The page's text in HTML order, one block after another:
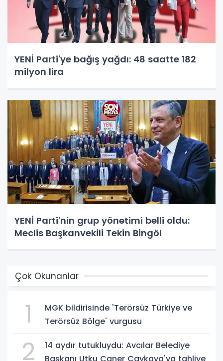
YENİ Parti'ye bağış yağdı: 48 saatte 182
milyon lira
YENİ Parti'nin grup yönetimi belli oldu:
Meclis Başkanvekili Tekin Bingöl
Çok Okunanlar
1
MGK bildirisinde 'Terörsüz Türkiye ve
Terörsüz Bölge' vurgusu
2
14 aydır tutukluydu: Avcılar Belediye